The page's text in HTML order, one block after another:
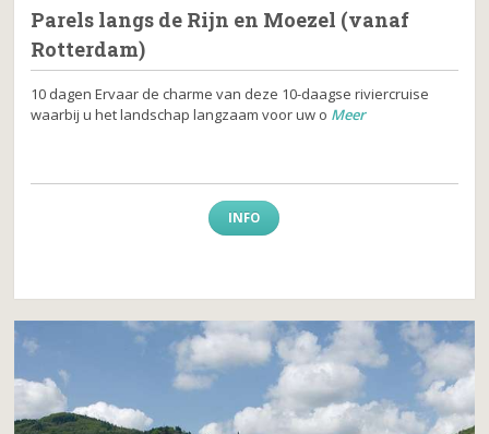
Parels langs de Rijn en Moezel (vanaf
Rotterdam)
10 dagen Ervaar de charme van deze 10-daagse riviercruise
waarbij u het landschap langzaam voor uw o Meer
INFO